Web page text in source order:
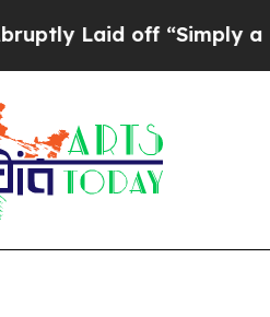
off “Simply a Math